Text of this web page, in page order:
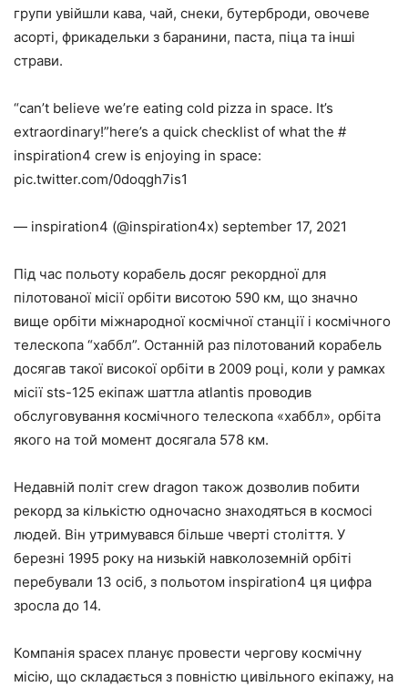
групи увійшли кава, чай, снеки, бутерброди, овочеве
асорті, фрикадельки з баранини, паста, піца та інші
страви.
“can’t believe we’re eating cold pizza in space. It’s
extraordinary!”here’s a quick checklist of what the #
inspiration4 crew is enjoying in space:
pic.twitter.com/0doqgh7is1
— inspiration4 (@inspiration4x) september 17, 2021
Під час польоту корабель досяг рекордної для
пілотованої місії орбіти висотою 590 км, що значно
вище орбіти міжнародної космічної станції і космічного
телескопа “хаббл”. Останній раз пілотований корабель
досягав такої високої орбіти в 2009 році, коли у рамках
місії sts-125 екіпаж шаттла atlantis проводив
обслуговування космічного телескопа «хаббл», орбіта
якого на той момент досягала 578 км.
Недавній політ crew dragon також дозволив побити
рекорд за кількістю одночасно знаходяться в космосі
людей. Він утримувався більше чверті століття. У
березні 1995 року на низькій навколоземній орбіті
перебували 13 осіб, з польотом inspiration4 ця цифра
зросла до 14.
Компанія spacex планує провести чергову космічну
місію, що складається з повністю цивільного екіпажу, на